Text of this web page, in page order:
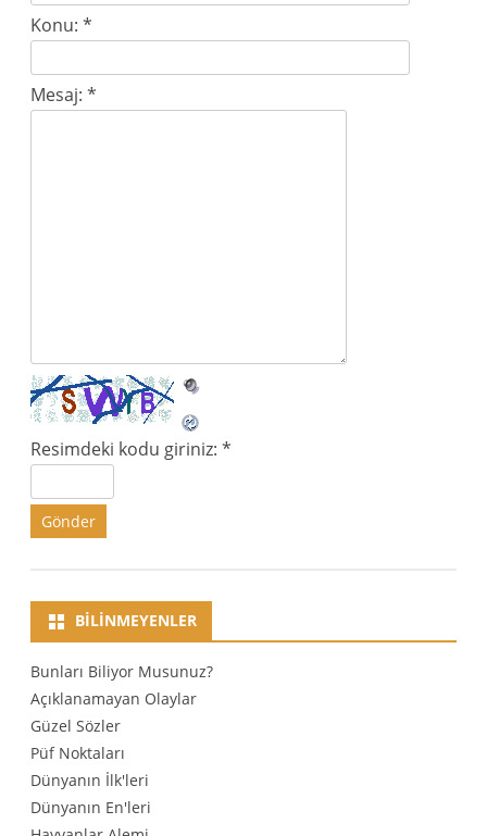
Konu: *
Mesaj: *
Resimdeki kodu giriniz: *
BILINMEYENLER
Bunları Biliyor Musunuz?
Açıklanamayan Olaylar
Güzel Sözler
Püf Noktaları
Dünyanın İlk'leri
Dünyanın En'leri